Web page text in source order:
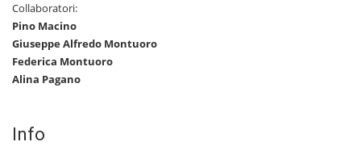
Collaboratori:
Pino Macino
Giuseppe Alfredo Montuoro
Federica Montuoro
Alina Pagano
Info